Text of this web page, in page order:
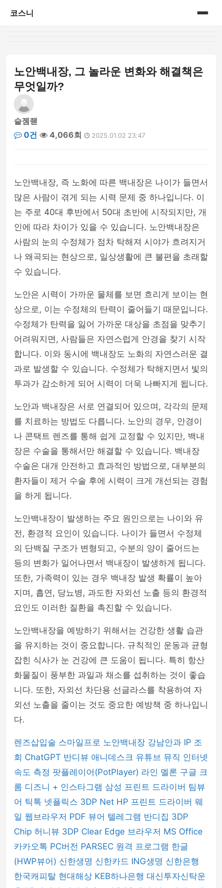
코스니
노안백내장, 그 놀라운 변화와 해결책은
무엇일까?
슽졤좯
0건
4,066회 2025.01.02 23:47
노안백내장, 즉 노화에 따른 백내장은 나이가 들면서
많은 사람이 겪게 되는 시력 문제 중 하나입니다. 이
는 주로 40대 후반에서 50대 초반에 시작되지만, 개
인에 따라 차이가 있을 수 있습니다. 노안백내장은
사람의 눈의 수정체가 점차 탁해져 시야가 흐려지거
나 왜곡되는 현상으로, 일상생활에 큰 불편을 초래할
수 있습니다.
노안은 시력이 가까운 물체를 보면 흐리게 보이는 현
상으로, 이는 수정체의 탄력이 줄어들기 때문입니다.
수정체가 탄력을 잃어 가까운 대상을 초점을 맞추기
어려워지면, 사람들은 자연스럽게 안경을 찾기 시작
합니다. 이와 동시에 백내장도 노화의 자연스러운 결
과로 발생할 수 있습니다. 수정체가 탁해지면서 빛의
투과가 감소하게 되어 시력이 더욱 나빠지게 됩니다.
노안과 백내장은 서로 연결되어 있으며, 각각의 문제
를 치료하는 방법도 다릅니다. 노안의 경우, 안경이
나 콘택트 렌즈를 통해 쉽게 교정할 수 있지만, 백내
장은 수술을 통해서만 해결할 수 있습니다. 백내장
수술은 대개 안전하고 효과적인 방법으로, 대부분의
환자들이 제거 수술 후에 시력이 크게 개선되는 경험
을 하게 됩니다.
노안백내장이 발생하는 주요 원인으로는 나이와 유
전, 환경적 요인이 있습니다. 나이가 들면서 수정체
의 단백질 구조가 변형되고, 수분의 양이 줄어드는
등의 변화가 일어나면서 백내장이 발생하게 됩니다.
또한, 가족력이 있는 경우 백내장 발생 확률이 높아
지며, 흡연, 당뇨병, 과도한 자외선 노출 등의 환경적
요인도 이러한 질환을 촉진할 수 있습니다.
노안백내장을 예방하기 위해서는 건강한 생활 습관
을 유지하는 것이 중요합니다. 규칙적인 운동과 균형
잡힌 식사가 눈 건강에 큰 도움이 됩니다. 특히 항산
화물질이 풍부한 과일과 채소를 섭취하는 것이 좋습
니다. 또한, 자외선 차단용 선글라스를 착용하여 자
외선 노출을 줄이는 것도 중요한 예방책 중 하나입니
다.
렌즈삽입술 스마일프로 노안백내장 강남안과 IP 조
회 ChatGPT 반디뷰 애니데스크 유튜브 뮤직 인터넷
속도 측정 팟플레이어(PotPlayer) 라인 멜론 구글 크
롬 디즈니 + 인스타그램 삼성 프린트 드라이버 팀뷰
어 틱톡 넷플릭스 3DP Net HP 프린트 드라이버 웨
일 웹브라우저 PDF 뷰어 텔레그램 반디집 3DP
Chip 허니뷰 3DP Clear Edge 브라우저 MS Office
카카오톡 PC버전 PARSEC 원격 프로그램 한글
(HWP뷰어) 신한생명 신한카드 ING생명 신한은행
한국캐피탈 현대해상 KEB하나은행 대신투자신탁운